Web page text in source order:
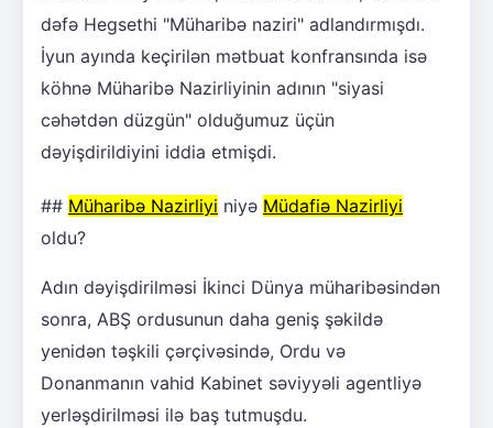
dəfə Hegsethi "Müharibə naziri" adlandırmışdı.
İyun ayında keçirilən mətbuat konfransında isə
köhnə Müharibə Nazirliyinin adının "siyasi
cəhətdən düzgün" olduğumuz üçün
dəyişdirildiyini iddia etmişdi.
## Müharibə Nazirliyi niyə Müdafiə Nazirliyi
oldu?
Adın dəyişdirilməsi İkinci Dünya müharibəsindən
sonra, ABŞ ordusunun daha geniş şəkildə
yenidən təşkili çərçivəsində, Ordu və
Donanmanın vahid Kabinet səviyyəli agentliyə
yerləşdirilməsi ilə baş tutmuşdu.